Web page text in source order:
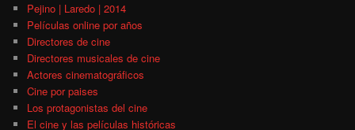
Pejino | Laredo | 2014
Películas online por años
Directores de cine
Directores musicales de cine
Actores cinematográficos
Cine por paises
Los protagonistas del cine
El cine y las películas históricas